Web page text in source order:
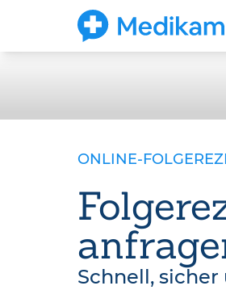
ONLINE-
Schnell,